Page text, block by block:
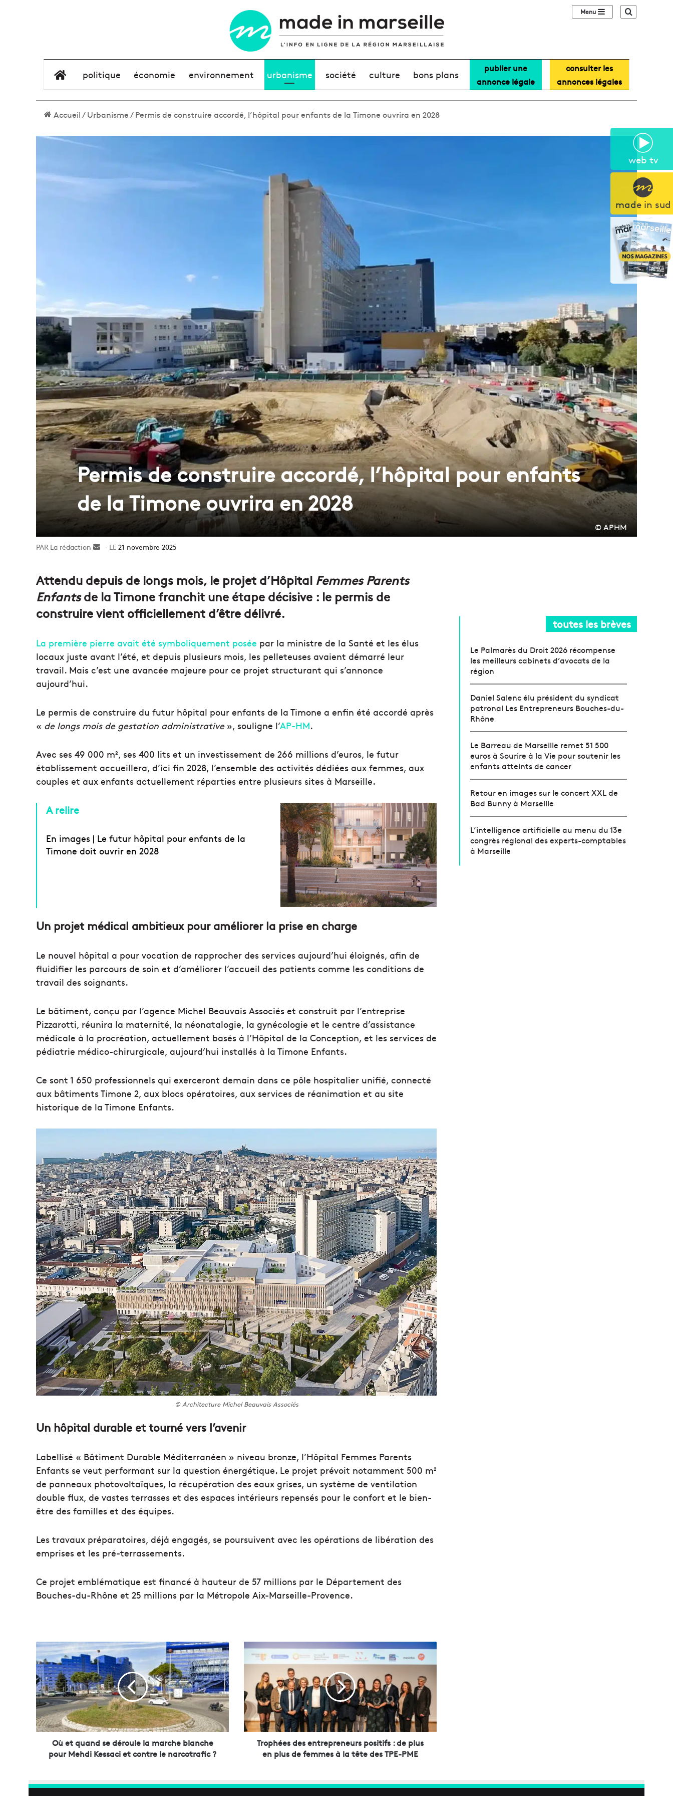
web tv
made in sud
Sidebar (barre
élément de menu
politique économie environnement urbanisme société culture bons plans
publier une
annonce légale
consulter les
annonces légales
Accueil/Urbanisme/Permis de construire accordé, l’hôpital pour enfants de la Timone ouvrira en 2028
Permis de construire accordé, l’hôpital pour enfants
de la Timone ouvrira en 2028
© APHM
La rédaction
Envoyer21 novembre 2025
Attendu depuis de longs mois, le projet d’Hôpital Femmes Parents
Enfantsde la Timone franchit une étape décisive : le permis de
construire vient officiellement d’être délivré.
La première pierre avait été symboliquement posée par la ministre de la Santé et les élus
locaux juste avant l’été, et depuis plusieurs mois, les pelleteuses avaient démarré leur
travail. Mais c’est une avancée majeure pour ce projet structurant qui s’annonce
aujourd’hui.
Le permis de construire du futur hôpital pour enfants de la Timone a enfin été accordé après
« de longs mois de gestation administrative», souligne l’AP-HM.
Avec ses 49 000 m², ses 400 lits et un investissement de 266 millions d’euros, le futur
établissement accueillera, d’ici fin 2028, l’ensemble des activités dédiées aux femmes, aux
couples et aux enfants actuellement réparties entre plusieurs sites à Marseille.
A relire
En images | Le futur hôpital pour enfants de la
Timone doit ouvrir en 2028
Un projet médical ambitieux pour améliorer la prise en charge
Le nouvel hôpital a pour vocation de rapprocher des services aujourd’hui éloignés, afin de
fluidifier les parcours de soin et d’améliorer l’accueil des patients comme les conditions de
travail des soignants.
Le bâtiment, conçu par l’agence Michel Beauvais Associés et construit par l’entreprise
Pizzarotti, réunira la maternité, la néonatalogie, la gynécologie et le centre d’assistance
médicale à la procréation, actuellement basés à l’Hôpital de la Conception, et les services de
pédiatrie médico-chirurgicale, aujourd’hui installés à la Timone Enfants.
Ce sont 1 650 professionnels qui exerceront demain dans ce pôle hospitalier unifié, connecté
aux bâtiments Timone 2, aux blocs opératoires, aux services de réanimation et au site
historique de la Timone Enfants.
© Architecture Michel Beauvais Associés
Un hôpital durable et tourné vers l’avenir
Labellisé « Bâtiment Durable Méditerranéen » niveau bronze, l’Hôpital Femmes Parents
Enfants se veut performant sur la question énergétique. Le projet prévoit notamment 500 m²
de panneaux photovoltaïques, la récupération des eaux grises, un système de ventilation
double flux, de vastes terrasses et des espaces intérieurs repensés pour le confort et le bien-
être des familles et des équipes.
Les travaux préparatoires, déjà engagés, se poursuivent avec les opérations de libération des
emprises et les pré-terrassements.
Ce projet emblématique est financé à hauteur de 57 millions par le Département des
Bouches-du-Rhône et 25 millions par la Métropole Aix-Marseille-Provence.
O
ù
e
t
q
u
a
n
d
r
Où et quand se déroule la marche blanche
pour Mehdi Kessaci et contre le narcotrafic ?
T
o
h
é
e
s
d
t
Trophées des entrepreneurs positifs : de plus
en plus de femmes à la tête des TPE-PME
toutes les brèves
Le Palmarès du Droit 2026 récompense
les meilleurs cabinets d’avocats de la
région
Daniel Salenc élu président du syndicat
patronal Les Entrepreneurs Bouches-du-
Rhône
Le Barreau de Marseille remet 51 500
euros à Sourire à la Vie pour soutenir les
enfants atteints de cancer
Retour en images sur le concert XXL de
Bad Bunny à Marseille
L’intelligence artificielle au menu du 13e
congrès régional des experts-comptables
à Marseille